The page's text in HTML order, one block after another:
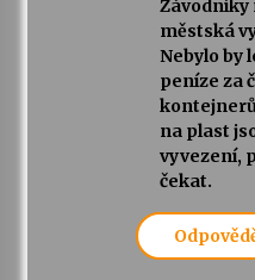
Závodníky
městská
Nebylo by
peníze za
na plast
vyvezení,
čekat.